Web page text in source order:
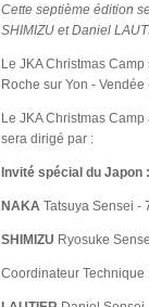
Cette septième édition
SHIMIZU et Daniel
Le JKA Christmas
Roche sur Yon -
Le JKA Christmas
sera dirigé par :
Invité spécial du Japon :
NAKA Tatsuya Sensei -
SHIMIZU Ryosuke
Coordinateur Technique